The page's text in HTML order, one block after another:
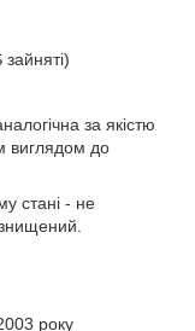
за якістю
виглядом до
стані - не
року